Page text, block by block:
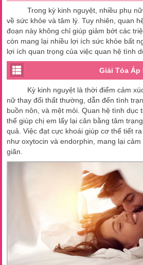
Trong kỳ kinh nguyệt, nhiều phụ nữ
về sức khỏe và tâm lý. Tuy nhiên, quan
đoạn này không chỉ giúp giảm bớt các
còn mang lại nhiều lợi ích sức khỏe bất
lợi ích quan trọng của việc quan hệ tình
Giải Tỏa Áp
Kỳ kinh nguyệt là thời điểm cảm xúc
nữ thay đổi thất thường, dẫn đến tình
buồn nôn, và mệt mỏi. Quan hệ tình dục
thể giúp chị em lấy lại cân bằng tâm
quả. Việc đạt cực khoái giúp cơ thể tiết
như oxytocin và endorphin, mang lại
giãn.